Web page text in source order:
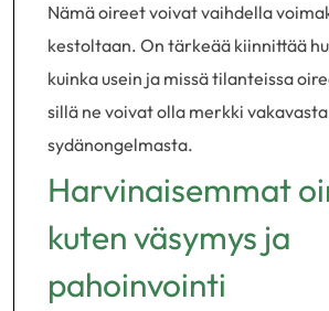
Nämä oireet voivat vaihdella
kestoltaan. On tärkeää kiinnittää
kuinka usein ja missä tilanteissa
sillä ne voivat olla merkki vakavasta
sydänongelmasta.
Harvinaisemmat
kuten väsymys ja
pahoinvointi